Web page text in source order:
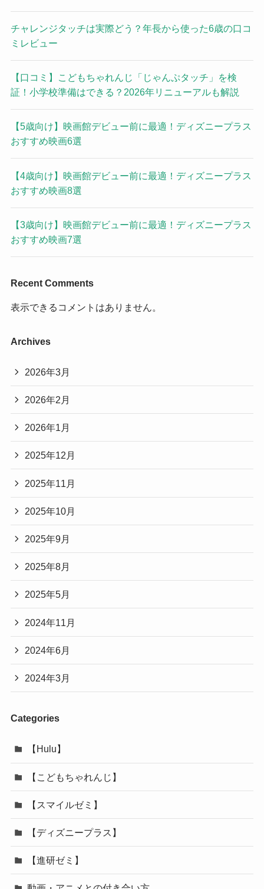
チャレンジタッチは実際どう？年長から使った6歳の口コ
ミレビュー
【口コミ】こどもちゃれんじ「じゃんぷタッチ」を検
証！小学校準備はできる？2026年リニューアルも解説
【5歳向け】映画館デビュー前に最適！ディズニープラス
おすすめ映画6選
【4歳向け】映画館デビュー前に最適！ディズニープラス
おすすめ映画8選
【3歳向け】映画館デビュー前に最適！ディズニープラス
おすすめ映画7選
Recent Comments
表示できるコメントはありません。
Archives
2026年3月
2026年2月
2026年1月
2025年12月
2025年11月
2025年10月
2025年9月
2025年8月
2025年5月
2024年11月
2024年6月
2024年3月
Categories
【Hulu】
【こどもちゃれんじ】
【スマイルゼミ】
【ディズニープラス】
【進研ゼミ】